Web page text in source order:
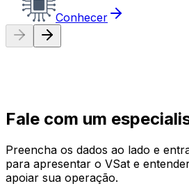
Conhecer
Fale com um
Preencha os dados ao lado e
para apresentar o VSat e
apoiar sua operação.